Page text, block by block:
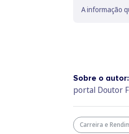
A informação
Sobre o autor:
portal Doutor
Carreira e